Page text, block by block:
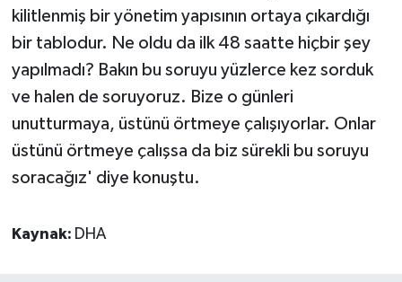
kilitlenmiş bir yönetim yapısının ortaya çıkardığı
bir tablodur. Ne oldu da ilk 48 saatte hiçbir şey
yapılmadı? Bakın bu soruyu yüzlerce kez sorduk
ve halen de soruyoruz. Bize o günleri
unutturmaya, üstünü örtmeye çalışıyorlar. Onlar
üstünü örtmeye çalışsa da biz sürekli bu soruyu
soracağız' diye konuştu.
Kaynak: DHA